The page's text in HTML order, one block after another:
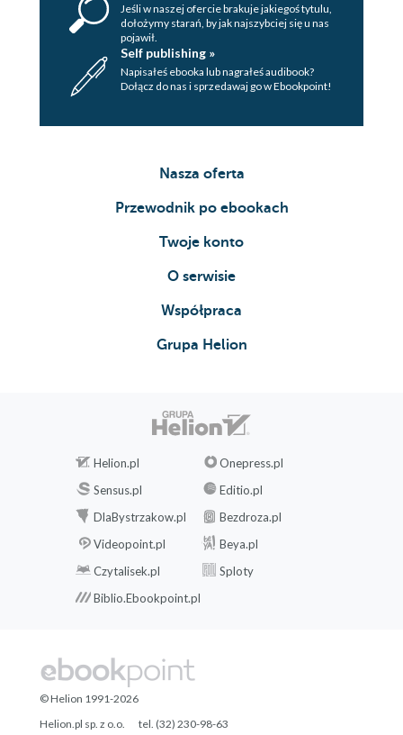
Jeśli w naszej ofercie brakuje jakiegoś tytulu,
dołożymy starań, by jak najszybciej się u nas
pojawił.
Self publishing »
Napisałeś ebooka lub nagrałeś audibook?
Dołącz do nas i sprzedawaj go w Ebookpoint!
Nasza oferta
Przewodnik po ebookach
Twoje konto
O serwisie
Współpraca
Grupa Helion
Helion.pl
Onepress.pl
Sensus.pl
Editio.pl
DlaBystrzakow.pl
Bezdroza.pl
Videopoint.pl
Beya.pl
Czytalisek.pl
Sploty
Biblio.Ebookpoint.pl
© Helion 1991-2026
Helion.pl sp. z o.o.
tel. (32) 230-98-63